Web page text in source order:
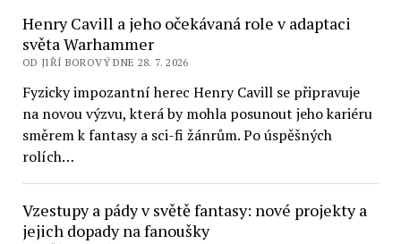
Henry Cavill a jeho očekávaná role v adaptaci
světa Warhammer
OD JIŘÍ BOROVÝ DNE 28. 7. 2026
Fyzicky impozantní herec Henry Cavill se připravuje
na novou výzvu, která by mohla posunout jeho kariéru
směrem k fantasy a sci-fi žánrům. Po úspěšných
rolích…
Vzestupy a pády v světě fantasy: nové projekty a
jejich dopady na fanoušky